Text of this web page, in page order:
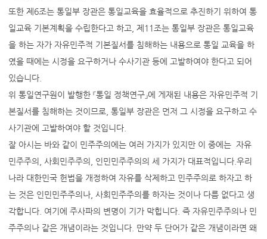
또한 제6조는 통일부 장관은 통일교육을 효율적으로 추진하기 위하여 통
일교육 기본계획을 수립한다고 하고, 제11조는 통일부 장관은 통일교육
을 하는 자가 자유민주적 기본질서를 침해하는 내용으로 통일 교육을 하
였을 때에는 시정을 요구하거나 수사기관 등에 고발하여야 한다고 되어
있습니다.
위 통일연구원이 발행한 『통일 정책연구』에 게재된 내용은 자유민주적 기
본질서를 침해하는 것이므로, 통일부 장관은 먼저 그 시정을 요구하고 수
사기관에 고발하여야 할 것입니다.
잘 아시는 바와 같이 민주주의에는 여러 가지가 있지만 이 중에는 자유
민주주의, 사회민주주의, 인민민주주의의 세 가지가 대표적입니다.우리
나라 대한민국 헌법을 개정하여 자유를 삭제하고 민주주의로 하자고 하
는 것은 인민민주주의나, 사회민주주의를 하자는 것이나 다름 없다고 생
각합니다. 여기에 주사파의 변명이 기가 막힙니다. 즉 자유민주주의나 민
주주의나 같은 개념이라는 것입니다. 만약 두 단어가 같은 개념이라면 왜